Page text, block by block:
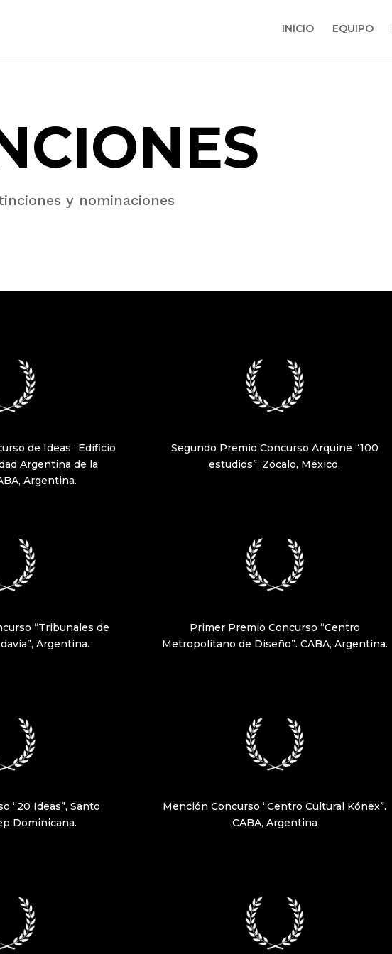
INICIO EQUIPO
y nominaciones
de Ideas “Edificio
Argentina de la
Argentina.
Segundo Premio Concurso Arquine “100
estudios”, Zócalo, México.
“Tribunales de
Argentina.
Primer Premio Concurso “Centro
Metropolitano de Diseño”. CABA, Argentina.
“20 Ideas”, Santo
Dominicana.
Mención Concurso “Centro Cultural Kónex”.
CABA, Argentina